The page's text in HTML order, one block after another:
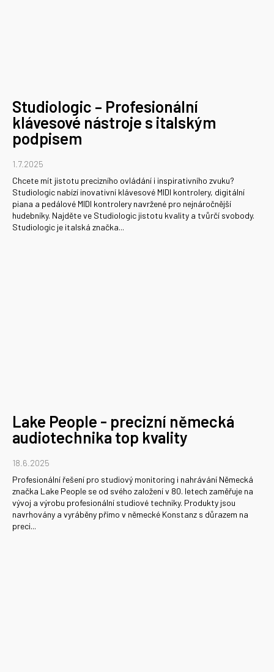
Studiologic – Profesionální
klávesové nástroje s italským
podpisem
1.7.2025
Chcete mít jistotu precizního ovládání i inspirativního zvuku?
Studiologic nabízí inovativní klávesové MIDI kontrolery, digitální
piana a pedálové MIDI kontrolery navržené pro nejnáročnější
hudebníky. Najděte ve Studiologic jistotu kvality a tvůrčí svobody.
Studiologic je italská značka...
Lake People - precizní německá
audiotechnika top kvality
18.6.2025
Profesionální řešení pro studiový monitoring i nahrávání Německá
značka Lake People se od svého založení v 80. letech zaměřuje na
vývoj a výrobu profesionální studiové techniky. Produkty jsou
navrhovány a vyráběny přímo v německé Konstanz s důrazem na
preci...